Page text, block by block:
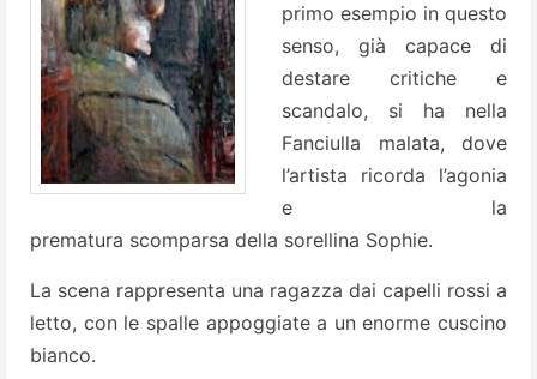
primo esempio in questo
senso, già capace di
destare critiche e
scandalo, si ha nella
Fanciulla malata, dove
l’artista ricorda l’agonia
e la
prematura scomparsa della sorellina Sophie.
La scena rappresenta una ragazza dai capelli rossi a
letto, con le spalle appoggiate a un enorme cuscino
bianco.